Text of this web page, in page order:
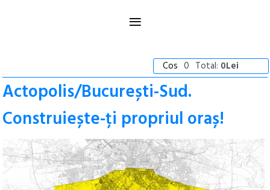
≡
Cos 0 Total: 0Lei
Actopolis/București-Sud.
Construiește-ți propriul oraș!